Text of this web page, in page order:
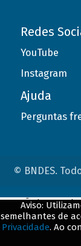
Redes
YouTube
Instagram
Ajuda
Perguntas
© BNDES.
Aviso:
semelhantes de
Privacidade. Ao
ConteÃºdo
${title}${badge}